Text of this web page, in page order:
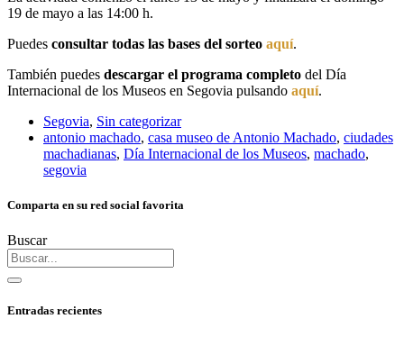
19 de mayo a las 14:00 h.
Puedes consultar todas las bases del sorteo aquí.
También puedes descargar el programa completo del Día
Internacional de los Museos en Segovia pulsando aquí.
Segovia, Sin categorizar
antonio machado, casa museo de Antonio Machado, ciudades
machadianas, Día Internacional de los Museos, machado,
segovia
Comparta en su red social favorita
Buscar
Entradas recientes